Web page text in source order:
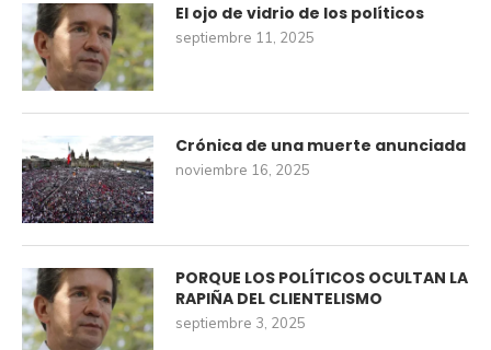
El ojo de vidrio de los políticos
septiembre 11, 2025
Crónica de una muerte anunciada
noviembre 16, 2025
PORQUE LOS POLÍTICOS OCULTAN LA
RAPIÑA DEL CLIENTELISMO
septiembre 3, 2025